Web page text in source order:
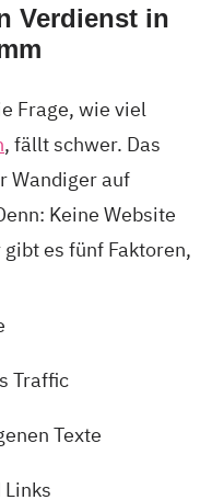
Verdienst in
Frage, wie viel
, fällt schwer. Das
Wandiger auf
Keine Website
es fünf Faktoren,
Traffic
Texte
Links